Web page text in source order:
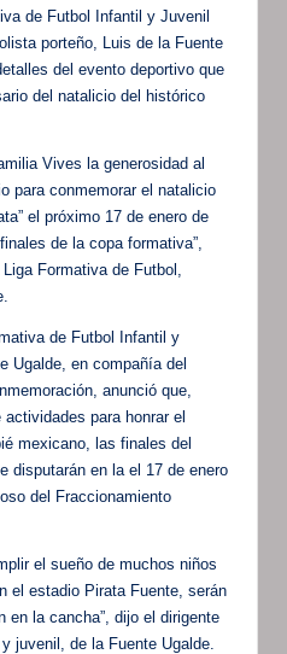
de Futbol Infantil y Juvenil
porteño, Luis de la Fuente
del evento deportivo que
del natalicio del histórico
Vives la generosidad al
para conmemorar el natalicio
el próximo 17 de enero de
de la copa formativa”,
Formativa de Futbol,
de Futbol Infantil y
Ugalde, en compañía del
anunció que,
para honrar el
mexicano, las finales del
disputarán en la el 17 de enero
del Fraccionamiento
el sueño de muchos niños
el estadio Pirata Fuente, serán
en la cancha”, dijo el dirigente
juvenil, de la Fuente Ugalde.